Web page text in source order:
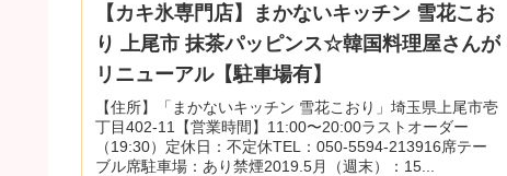
【カキ氷専門店】まかないキッチン 雪花こお
り 上尾市 抹茶パッピンス☆韓国料理屋さんが
リニューアル【駐車場有】
【住所】「まかないキッチン 雪花こおり」埼玉県上尾市壱
丁目402-11【営業時間】11:00〜20:00ラストオーダー
（19:30）定休日：不定休TEL：050-5594-213916席テー
ブル席駐車場：あり禁煙2019.5月（週末）：15...